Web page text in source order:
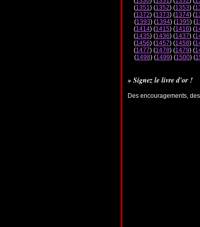
(1351) (1352) (1353) (
(1372) (1373) (1374) (
(1393) (1394) (1395) (
(1414) (1415) (1416) (
(1435) (1436) (1437) (
(1456) (1457) (1458) (
(1477) (1478) (1479) (
(1498) (1499) (1500) (
» Signez le livre d'or !
Des encouragements,